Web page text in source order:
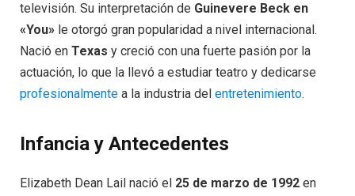
televisión. Su interpretación de Guinevere Beck en
«You» le otorgó gran popularidad a nivel internacional.
Nació en Texas y creció con una fuerte pasión por la
actuación, lo que la llevó a estudiar teatro y dedicarse
profesionalmente a la industria del entretenimiento.
Infancia y Antecedentes
Elizabeth Dean Lail nació el 25 de marzo de 1992 en